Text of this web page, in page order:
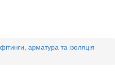
арматура та ізоляція